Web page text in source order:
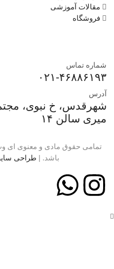
مقالات آموزشی
فروشگاه
شماره تماس
۰۲۱-۴۶۸۸۶۱۹۳
آدرس
شهرقدس، خ نبوی،
میری سالن ۱۴
تمامی حقوق مادی و معنوی ای
باشد. | طراحی